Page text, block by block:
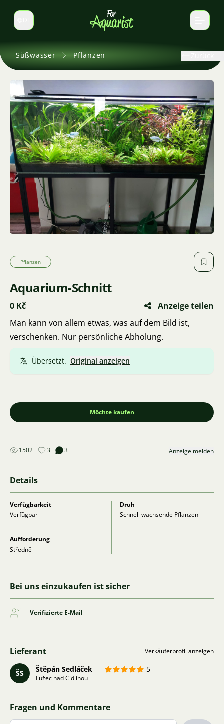
Sprache wechseln
Süßwasser Pflanzen
Pflanzen
Aquarium-Schnitt
0 Kč
Anzeige teilen
Man kann von allem etwas, was auf dem Bild ist,
verschenken. Nur persönliche Abholung.
Übersetzt. Original anzeigen
Möchte kaufen
1502 3 3 Anzeige melden
Details
Verfügbarkeit
Verfügbar
Druh
Schnell wachsende Pflanzen
Aufforderung
Středně
Bei uns einzukaufen ist sicher
Verifizierte E-Mail
Lieferant Verkäuferprofil anzeigen
ŠS Štěpán Sedláček 5
Lužec nad Cidlinou
Fragen und Kommentare